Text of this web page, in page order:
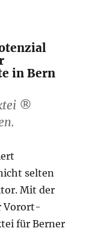
in Bern
®
selten
Mit der
Vorort-
für Berner